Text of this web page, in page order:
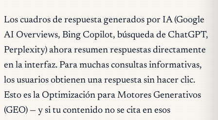
Los cuadros de respuesta generados por IA (Google
AI Overviews, Bing Copilot, búsqueda de ChatGPT,
Perplexity) ahora resumen respuestas directamente
en la interfaz. Para muchas consultas informativas,
los usuarios obtienen una respuesta sin hacer clic.
Esto es la Optimización para Motores Generativos
(GEO) — y si tu contenido no se cita en esos